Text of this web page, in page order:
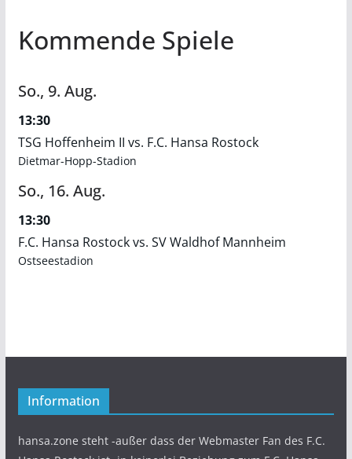
Kommende Spiele
So., 9. Aug.
13:30
TSG Hoffenheim II vs. F.C. Hansa Rostock
Dietmar-Hopp-Stadion
So., 16. Aug.
13:30
F.C. Hansa Rostock vs. SV Waldhof Mannheim
Ostseestadion
Information
hansa.zone steht -außer dass der Webmaster Fan des F.C.